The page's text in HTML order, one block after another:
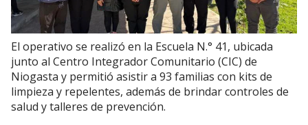
El operativo se realizó en la Escuela N.° 41, ubicada
junto al Centro Integrador Comunitario (CIC) de
Niogasta y permitió asistir a 93 familias con kits de
limpieza y repelentes, además de brindar controles de
salud y talleres de prevención.